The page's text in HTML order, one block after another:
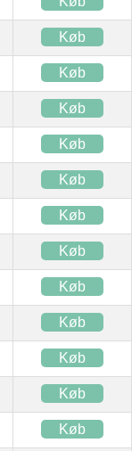
Køb
Køb
Køb
Køb
Køb
Køb
Køb
Køb
Køb
Køb
Køb
Køb